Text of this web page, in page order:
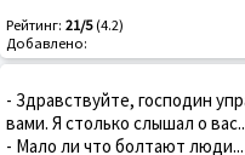
Рейтинг: 21/5(4.2)
Добавлено:
- Здравствуйте, господин
вами. Я столько слышал о
- Мало ли что болтают